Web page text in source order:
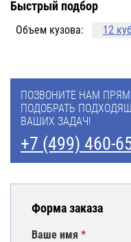
Быстрый подбор
Объем кузова: 12 куб
ПОЗВОНИТЕ НАМ
ПОДОБРАТЬ
ВАШИХ ЗАДАЧ!
+7 (499) 460-
Форма заказа
Ваше имя